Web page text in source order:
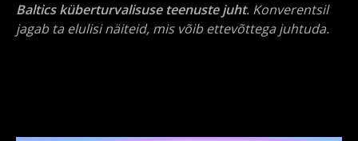
Baltics küberturvalisuse teenuste juht. Konverentsil
jagab ta elulisi näiteid, mis võib ettevõttega juhtuda.